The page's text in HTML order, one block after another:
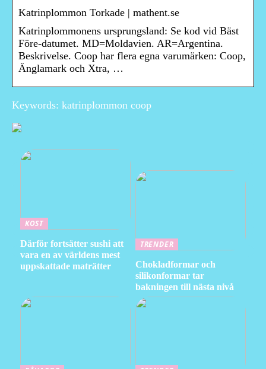
Katrinplommon Torkade | mathent.se
Katrinplommonens ursprungsland: Se kod vid Bäst
Före-datumet. MD=Moldavien. AR=Argentina.
Beskrivelse. Coop har flera egna varumärken: Coop,
Änglamark och Xtra, …
Keywords: katrinplommon coop
KOST
Därför fortsätter sushi att
vara en av världens mest
uppskattade maträtter
TRENDER
Chokladformar och
silikonformar tar
bakningen till nästa nivå